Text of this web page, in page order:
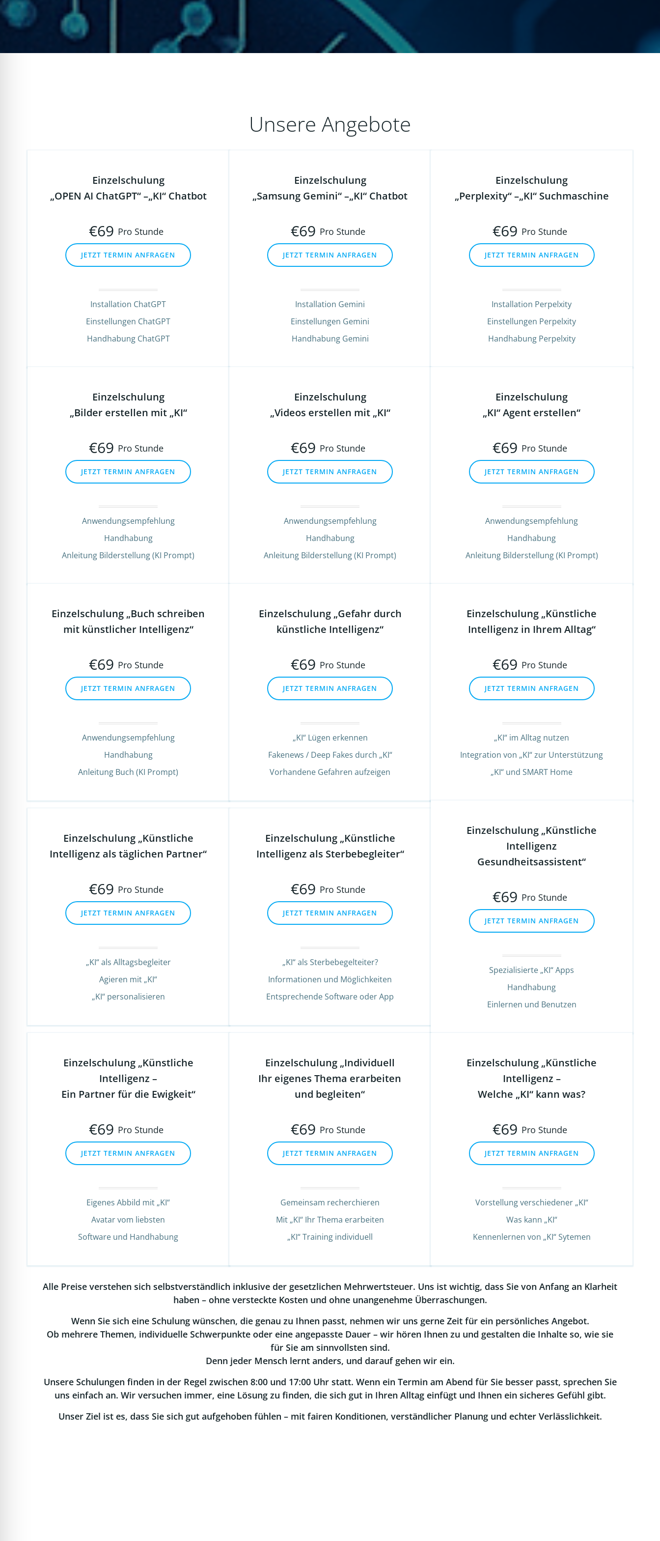
Unsere Angebote
Einzelschulung
„OPEN AI ChatGPT“ –„KI“ Chatbot
€69 Pro Stunde
JETZT TERMIN ANFRAGEN
Installation ChatGPT
Einstellungen ChatGPT
Handhabung ChatGPT
Einzelschulung
„Samsung Gemini“ –„KI“ Chatbot
€69 Pro Stunde
JETZT TERMIN ANFRAGEN
Installation Gemini
Einstellungen Gemini
Handhabung Gemini
Einzelschulung
„Perplexity“ –„KI“ Suchmaschine
€69 Pro Stunde
JETZT TERMIN ANFRAGEN
Installation Perpelxity
Einstellungen Perpelxity
Handhabung Perpelxity
Einzelschulung
„Bilder erstellen mit „KI“
€69 Pro Stunde
JETZT TERMIN ANFRAGEN
Anwendungsempfehlung
Handhabung
Anleitung Bilderstellung (KI Prompt)
Einzelschulung
„Videos erstellen mit „KI“
€69 Pro Stunde
JETZT TERMIN ANFRAGEN
Anwendungsempfehlung
Handhabung
Anleitung Bilderstellung (KI Prompt)
Einzelschulung
„KI“ Agent erstellen“
€69 Pro Stunde
JETZT TERMIN ANFRAGEN
Anwendungsempfehlung
Handhabung
Anleitung Bilderstellung (KI Prompt)
Einzelschulung „Buch schreiben
mit künstlicher Intelligenz“
€69 Pro Stunde
JETZT TERMIN ANFRAGEN
Anwendungsempfehlung
Handhabung
Anleitung Buch (KI Prompt)
Einzelschulung „Gefahr durch
künstliche Intelligenz“
€69 Pro Stunde
JETZT TERMIN ANFRAGEN
„KI“ Lügen erkennen
Fakenews / Deep Fakes durch „KI“
Vorhandene Gefahren aufzeigen
Einzelschulung „Künstliche
Intelligenz in Ihrem Alltag“
€69 Pro Stunde
JETZT TERMIN ANFRAGEN
„KI“ im Alltag nutzen
Integration von „KI“ zur Unterstützung
„KI“ und SMART Home
Einzelschulung „Künstliche
Intelligenz als täglichen Partner“
€69 Pro Stunde
JETZT TERMIN ANFRAGEN
„KI“ als Alltagsbegleiter
Agieren mit „KI“
„KI“ personalisieren
Einzelschulung „Künstliche
Intelligenz als Sterbebegleiter“
€69 Pro Stunde
JETZT TERMIN ANFRAGEN
„KI“ als Sterbebegelteiter?
Informationen und Möglichkeiten
Entsprechende Software oder App
Einzelschulung „Künstliche
Intelligenz
Gesundheitsassistent“
€69 Pro Stunde
JETZT TERMIN ANFRAGEN
Spezialisierte „KI“ Apps
Handhabung
Einlernen und Benutzen
Einzelschulung „Künstliche
Intelligenz –
Ein Partner für die Ewigkeit“
€69 Pro Stunde
JETZT TERMIN ANFRAGEN
Eigenes Abbild mit „KI“
Avatar vom liebsten
Software und Handhabung
Einzelschulung „Individuell
Ihr eigenes Thema erarbeiten
und begleiten“
€69 Pro Stunde
JETZT TERMIN ANFRAGEN
Gemeinsam recherchieren
Mit „KI“ Ihr Thema erarbeiten
„KI“ Training individuell
Einzelschulung „Künstliche
Intelligenz –
Welche „KI“ kann was?
€69 Pro Stunde
JETZT TERMIN ANFRAGEN
Vorstellung verschiedener „KI“
Was kann „KI“
Kennenlernen von „KI“ Sytemen
Alle Preise verstehen sich selbstverständlich inklusive der gesetzlichen Mehrwertsteuer. Uns ist wichtig, dass Sie von Anfang an Klarheit
haben – ohne versteckte Kosten und ohne unangenehme Überraschungen.
Wenn Sie sich eine Schulung wünschen, die genau zu Ihnen passt, nehmen wir uns gerne Zeit für ein persönliches Angebot.
Ob mehrere Themen, individuelle Schwerpunkte oder eine angepasste Dauer – wir hören Ihnen zu und gestalten die Inhalte so, wie sie
für Sie am sinnvollsten sind.
Denn jeder Mensch lernt anders, und darauf gehen wir ein.
Unsere Schulungen finden in der Regel zwischen 8:00 und 17:00 Uhr statt. Wenn ein Termin am Abend für Sie besser passt, sprechen Sie
uns einfach an. Wir versuchen immer, eine Lösung zu finden, die sich gut in Ihren Alltag einfügt und Ihnen ein sicheres Gefühl gibt.
Unser Ziel ist es, dass Sie sich gut aufgehoben fühlen – mit fairen Konditionen, verständlicher Planung und echter Verlässlichkeit.